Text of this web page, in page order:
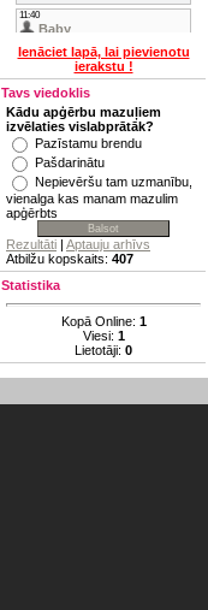
Ienāciet lapā, lai pievienotu
ierakstu !
Tavs viedoklis
Kādu apģērbu mazuļiem
izvēlaties vislabprātāk?
Pazīstamu brendu
Pašdarinātu
Nepievēršu tam uzmanību,
vienalga kas manam mazulim
apģērbts
Rezultāti | Aptauju arhīvs
Atbilžu kopskaits: 407
Statistika
Kopā Online: 1
Viesi: 1
Lietotāji: 0